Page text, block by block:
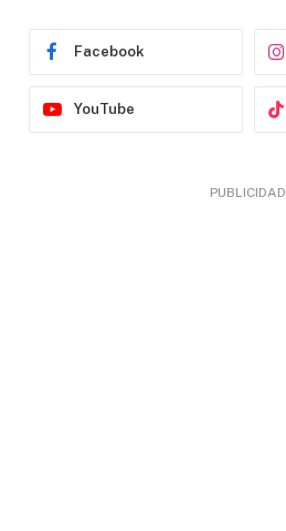
Facebook
YouTube
PUBLICIDAD